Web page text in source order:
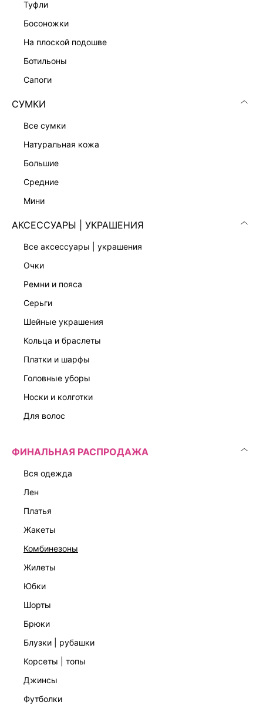
туфли
босоножки
на плоской подошве
ботильоны
сапоги
СУМКИ
все сумки
натуральная кожа
большие
средние
мини
АКСЕССУАРЫ | УКРАШЕНИЯ
все аксессуары | украшения
очки
ремни и пояса
серьги
шейные украшения
кольца и браслеты
платки и шарфы
головные уборы
носки и колготки
для волос
ФИНАЛЬНАЯ РАСПРОДАЖА
вся одежда
лен
платья
жакеты
комбинезоны
жилеты
юбки
шорты
брюки
блузки | рубашки
корсеты | топы
джинсы
футболки
КОМБИНЕЗОН ИЗО ЛЬНА И ВИСКОЗЫ
НАТУРАЛЬНЫЙ ЛЕН
КОМБИНЕЗОН ИЗО ЛЬНА И ВИСКОЗЫ
НАТУРАЛЬНЫЙ ЛЕН
КОМБИНЕЗОН МИНИ С ВОЛАНАМИ
8 999 ₽ 3 999 ₽